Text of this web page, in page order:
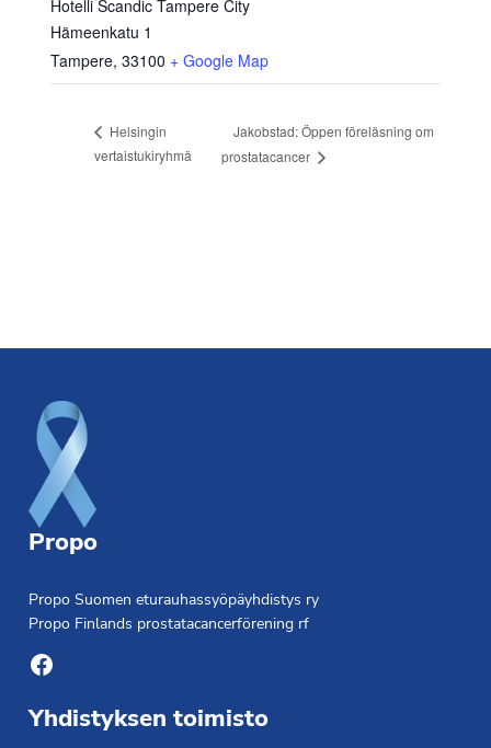
Hotelli Scandic Tampere City
Hämeenkatu 1
Tampere, 33100 + Google Map
Helsingin
vertaistukiryhmä
Jakobstad: Öppen föreläsning om
prostatacancer
Propo
Propo Suomen eturauhassyöpäyhdistys ry
Propo Finlands prostatacancerförening rf
Facebook
Yhdistyksen toimisto